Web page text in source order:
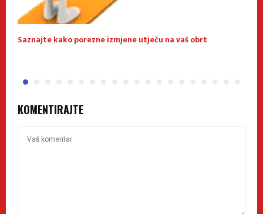
Saznajte kako porezne izmjene utječu na vaš obrt
KOMENTIRAJTE